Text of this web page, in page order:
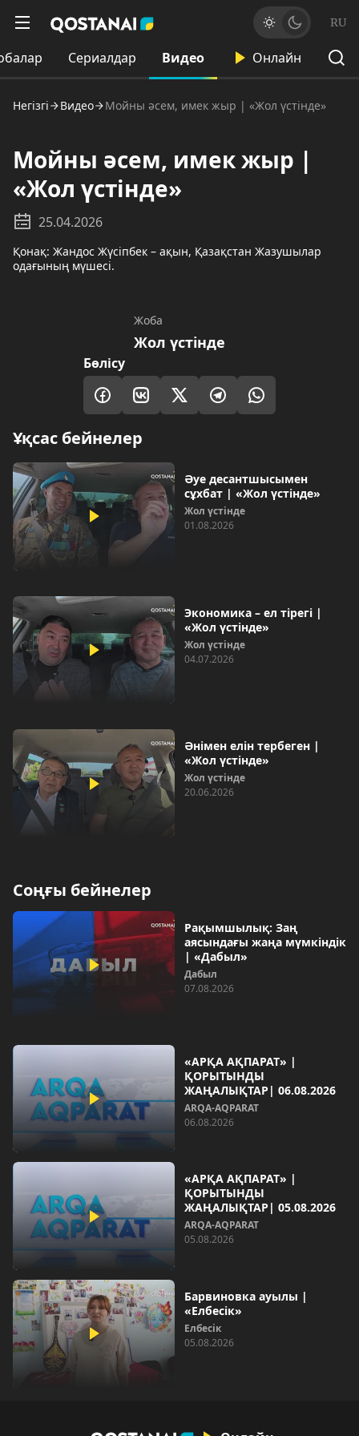
RU
Сериалдар Видео Онлайн
Негізгі Видео Мойны әсем, имек жыр | «Жол үстінде»
Мойны әсем, имек жыр |
«Жол үстінде»
25.04.2026
Қонақ: Жандос Жүсіпбек – ақын, Қазақстан Жазушылар
одағының мүшесі.
Жоба
Жол үстінде
Бөлісу
Ұқсас бейнелер
Әуе десантшысымен
сұхбат | «Жол үстінде»
Жол үстінде
01.08.2026
Экономика – ел тірегі |
«Жол үстінде»
Жол үстінде
04.07.2026
Әнімен елін тербеген |
«Жол үстінде»
Жол үстінде
20.06.2026
Соңғы бейнелер
Рақымшылық: Заң
аясындағы жаңа мүмкіндік
| «Дабыл»
Дабыл
07.08.2026
«АРҚА АҚПАРАТ» |
ҚОРЫТЫНДЫ
ЖАҢАЛЫҚТАР| 06.08.2026
ARQA-AQPARAT
06.08.2026
«АРҚА АҚПАРАТ» |
ҚОРЫТЫНДЫ
ЖАҢАЛЫҚТАР| 05.08.2026
ARQA-AQPARAT
05.08.2026
Барвиновка ауылы |
«Елбесік»
Елбесік
05.08.2026